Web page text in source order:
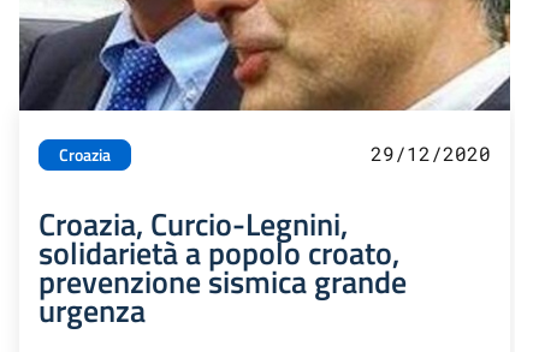
Croazia 29/12/2020
Croazia, Curcio-Legnini,
solidarietà a popolo croato,
prevenzione sismica grande
urgenza